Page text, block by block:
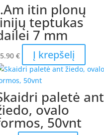
itin plonų
teptukas
7 mm
€ Į krepšelį
paletė ant
ovalo
50vnt